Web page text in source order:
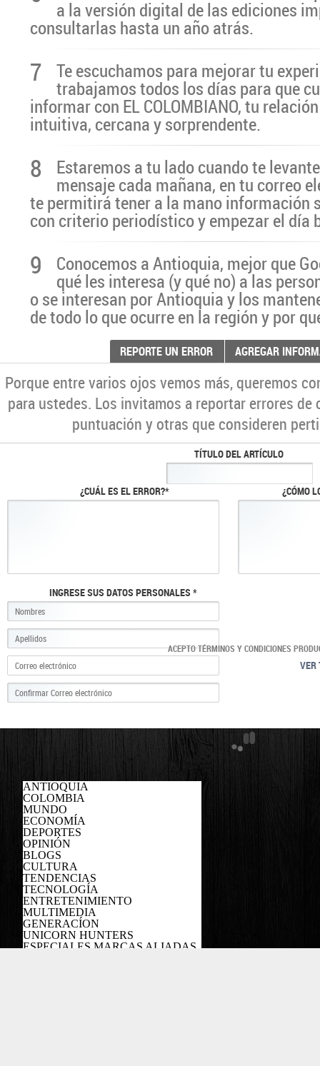
a la versión digital de las ediciones
consultarlas hasta un año atrás.
7 Te escuchamos para mejorar tu
trabajamos todos los días para que
informar con EL COLOMBIANO, tu
intuitiva, cercana y sorprendente.
8 Estaremos a tu lado cuando te
mensaje cada mañana, en tu correo
te permitirá tener a la mano información
con criterio periodístico y empezar el día
9 Conocemos a Antioquia, mejor que
qué les interesa (y qué no) a las
o se interesan por Antioquia y los
de todo lo que ocurre en la región y por
REPORTE UN ERROR AGREGAR
Porque entre varios ojos vemos más, queremos
para ustedes. Los invitamos a reportar errores
puntuación y otras que consideren
TÍTULO DEL ARTÍCULO
¿CUÁL ES EL ERROR?* ¿CÓMO
INGRESE SUS DATOS PERSONALES *
ACEPTO TÉRMINOS Y CONDICIONES
VER
ANTIOQUIA
COLOMBIA
MUNDO
ECONOMÍA
DEPORTES
OPINIÓN
BLOGS
CULTURA
TENDENCIAS
TECNOLOGÍA
ENTRETENIMIENTO
MULTIMEDIA
GENERACÍON
UNICORN HUNTERS
ESPECIALES MARCAS ALIADAS